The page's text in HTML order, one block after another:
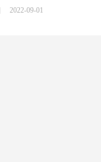
2022-09-01